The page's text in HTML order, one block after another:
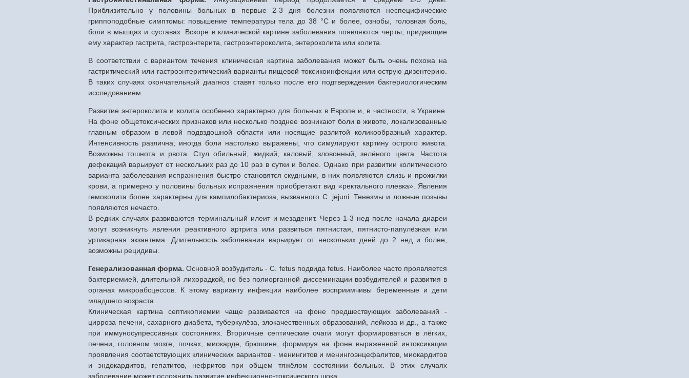
Приблизительно у половины больных в первые 2-3 дня болезни появляются неспецифические
гриппоподобные симптомы: повышение температуры тела до 38 °С и более, ознобы, головная боль,
боли в мышцах и суставах. Вскоре в клинической картине заболевания появляются черты, придающие
ему характер гастрита, гастроэнтерита, гастроэнтероколита, энтероколита или колита.
В соответствии с вариантом течения клиническая картина заболевания может быть очень похожа на
гастритический или гастроэнтеритический варианты пищевой токсикоинфекции или острую дизентерию.
В таких случаях окончательный диагноз ставят только после его подтверждения бактериологическим
исследованием.
Развитие энтероколита и колита особенно характерно для больных в Европе и, в частности, в Украине.
На фоне общетоксических признаков или несколько позднее возникают боли в животе, локализованные
главным образом в левой подвздошной области или носящие разлитой коликообразный характер.
Интенсивность различна; иногда боли настолько выражены, что симулируют картину острого живота.
Возможны тошнота и рвота. Стул обильный, жидкий, каловый, зловонный, зелёного цвета. Частота
дефекаций варьирует от нескольких раз до 10 раз в сутки и более. Однако при развитии колитического
варианта заболевания испражнения быстро становятся скудными, в них появляются слизь и прожилки
крови, а примерно у половины больных испражнения приобретают вид «ректального плевка». Явления
гемоколита более характерны для кампилобактериоза, вызванного С. jejuni. Тенезмы и ложные позывы
появляются нечасто.
В редких случаях развиваются терминальный илеит и мезаденит. Через 1-3 нед после начала диареи
могут возникнуть явления реактивного артрита или развиться пятнистая, пятнисто-папулёзная или
уртикарная экзантема. Длительность заболевания варьирует от нескольких дней до 2 нед и более,
возможны рецидивы.
Генерализованная форма.Основной возбудитель - С. fetus подвида fetus. Наиболее часто проявляется
бактериемией, длительной лихорадкой, но без полиорганной диссеминации возбудителей и развития в
органах микроабсцессов. К этому варианту инфекции наиболее восприимчивы беременные и дети
младшего возраста.
Клиническая картина септикопиемии чаще развивается на фоне предшествующих заболеваний -
цирроза печени, сахарного диабета, туберкулёза, злокачественных образований, лейкоза и др., а также
при иммуносупрессивных состояниях. Вторичные септические очаги могут формироваться в лёгких,
печени, головном мозге, почках, миокарде, брюшине, формируя на фоне выраженной интоксикации
проявления соответствующих клинических вариантов - менингитов и менингоэнцефалитов, миокардитов
и эндокардитов, гепатитов, нефритов при общем тяжёлом состоянии больных. В этих случаях
заболевание может осложнить развитие инфекционно-токсического шока.